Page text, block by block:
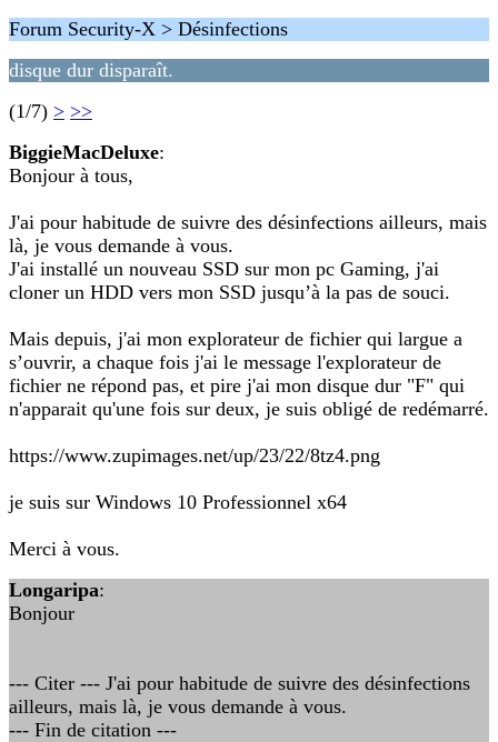
Forum Security-X > Désinfections
disque dur disparaît.
(1/7) > >>
BiggieMacDeluxe:
Bonjour à tous,
J'ai pour habitude de suivre des désinfections ailleurs, mais
là, je vous demande à vous.
J'ai installé un nouveau SSD sur mon pc Gaming, j'ai
cloner un HDD vers mon SSD jusqu’à la pas de souci.
Mais depuis, j'ai mon explorateur de fichier qui largue a
s’ouvrir, a chaque fois j'ai le message l'explorateur de
fichier ne répond pas, et pire j'ai mon disque dur "F" qui
n'apparait qu'une fois sur deux, je suis obligé de redémarré.
https://www.zupimages.net/up/23/22/8tz4.png
je suis sur Windows 10 Professionnel x64
Merci à vous.
Longaripa:
Bonjour
--- Citer --- J'ai pour habitude de suivre des désinfections
ailleurs, mais là, je vous demande à vous.
--- Fin de citation ---